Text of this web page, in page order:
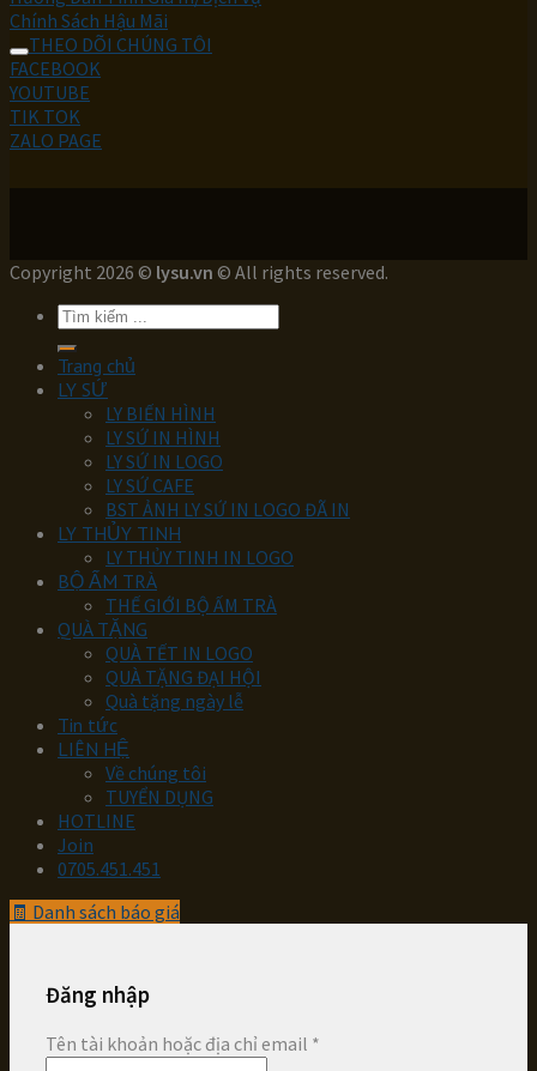
Chính Sách Hậu Mãi
THEO DÕI CHÚNG TÔI
FACEBOOK
YOUTUBE
TIK TOK
ZALO PAGE
Copyright 2026 © lysu.vn © All rights reserved.
Tìm
kiếm:
Trang chủ
LY SỨ
LY BIẾN HÌNH
LY SỨ IN HÌNH
LY SỨ IN LOGO
LY SỨ CAFE
BST ẢNH LY SỨ IN LOGO ĐÃ IN
LY THỦY TINH
LY THỦY TINH IN LOGO
BỘ ẤM TRÀ
THẾ GIỚI BỘ ẤM TRÀ
QUÀ TẶNG
QUÀ TẾT IN LOGO
QUÀ TẶNG ĐẠI HỘI
Quà tặng ngày lễ
Tin tức
LIÊN HỆ
Về chúng tôi
TUYỂN DỤNG
HOTLINE
Join
0705.451.451
🧾 Danh sách báo giá
Đăng nhập
Tên tài khoản hoặc địa chỉ email *